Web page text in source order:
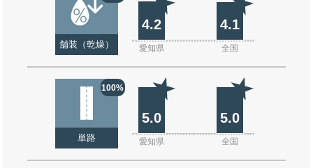
舗装（乾燥）
4.2 4.1
愛知県 全国
100%
単路
5.0 5.0
愛知県 全国